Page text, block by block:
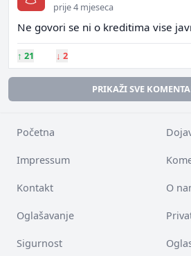
prije 4 mjeseca
Ne govori se ni o kreditima vise
↑ 21 ↓ 2
PRIKAŽI SVE
Početna
Impressum
Kontakt O
Oglašavanje
Sigurnost